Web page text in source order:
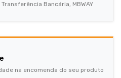
Bancária, MBWAY
na encomenda do seu produto